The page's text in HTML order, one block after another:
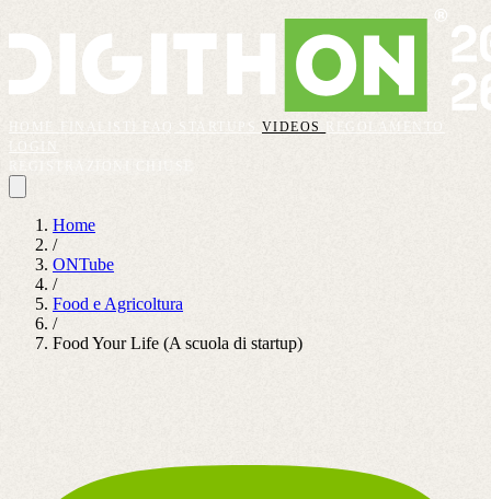
VIDEOS
REGOLAMENTO
Home
/
ONTube
/
Food e Agricoltura
/
Food Your Life (A scuola di startup)